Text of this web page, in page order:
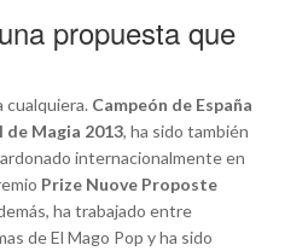
propuesta que
cualquiera. Campeón de España
de Magia 2013, ha sido también
internacionalmente en
Prize Nuove Proposte
ha trabajado entre
de El Mago Pop y ha sido